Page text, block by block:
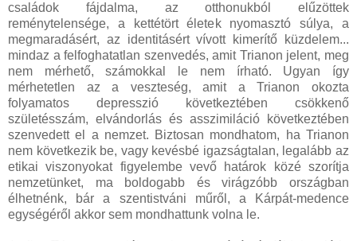
családok fájdalma, az otthonukból elűzöttek
reménytelensége, a kettétört életek nyomasztó súlya, a
megmaradásért, az identitásért vívott kimerítő küzdelem...
mindaz a felfoghatatlan szenvedés, amit Trianon jelent, meg
nem mérhető, számokkal le nem írható. Ugyan így
mérhetetlen az a veszteség, amit a Trianon okozta
folyamatos depresszió következtében csökkenő
születésszám, elvándorlás és asszimiláció következtében
szenvedett el a nemzet. Biztosan mondhatom, ha Trianon
nem következik be, vagy kevésbé igazságtalan, legalább az
etikai viszonyokat figyelembe vevő határok közé szorítja
nemzetünket, ma boldogabb és virágzóbb országban
élhetnénk, bár a szentistváni műről, a Kárpát-medence
egységéről akkor sem mondhattunk volna le.